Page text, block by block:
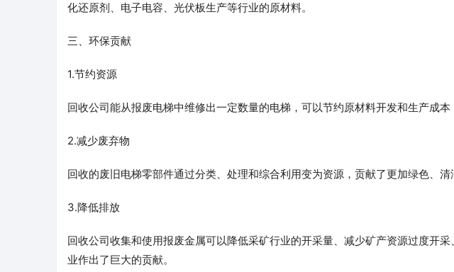
化还原剂、电子电容、光伏板生产等行业的原材料。
三、环保贡献
1.节约资源
回收公司能从报废电梯中维修出一定数量的电梯，可以节约原材料开发和生产成本
2.减少废弃物
回收的废旧电梯零部件通过分类、处理和综合利用变为资源，贡献了更加绿色、清
3.降低排放
回收公司收集和使用报废金属可以降低采矿行业的开采量、减少矿产资源过度开
业作出了巨大的贡献。